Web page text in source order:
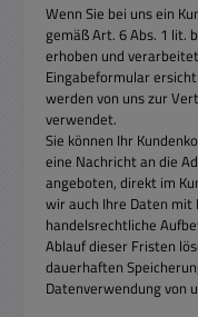
Wenn Sie bei uns ein
gemäß Art. 6 Abs. 1 lit.
erhoben und
Eingabeformular
werden von uns zur
verwendet.
Sie können Ihr
eine Nachricht an die
angeboten, direkt im
wir auch Ihre Daten mit
handelsrechtliche
Ablauf dieser Fristen
dauerhaften
Datenverwendung von